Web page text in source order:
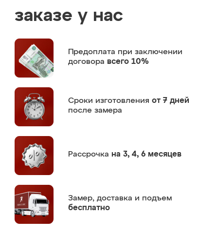
заказе у нас
Предоплата при заключении
договора всего 10%
Сроки изготовления от 7 дней
после замера
Рассрочка на 3, 4, 6 месяцев
Замер, доставка и подъем
бесплатно